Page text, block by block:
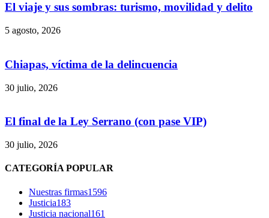
El viaje y sus sombras: turismo, movilidad y delito
5 agosto, 2026
Chiapas, víctima de la delincuencia
30 julio, 2026
El final de la Ley Serrano (con pase VIP)
30 julio, 2026
CATEGORÍA POPULAR
Nuestras firmas1596
Justicia183
Justicia nacional161